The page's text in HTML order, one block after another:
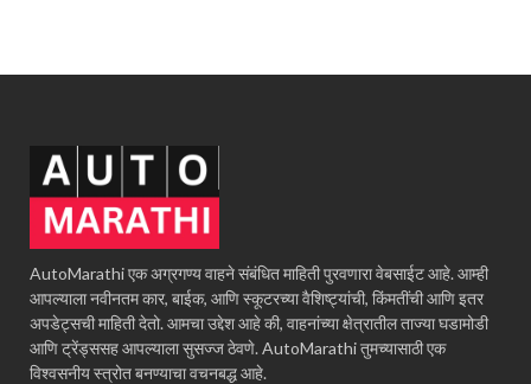
AutoMarathi एक अग्रगण्य वाहने संबंधित माहिती पुरवणारा वेबसाईट आहे. आम्ही
आपल्याला नवीनतम कार, बाईक, आणि स्कूटरच्या वैशिष्ट्यांची, किंमतींची आणि इतर
अपडेट्सची माहिती देतो. आमचा उद्देश आहे की, वाहनांच्या क्षेत्रातील ताज्या घडामोडी
आणि ट्रेंड्ससह आपल्याला सुसज्ज ठेवणे. AutoMarathi तुमच्यासाठी एक
विश्वसनीय स्त्रोत बनण्याचा वचनबद्ध आहे.